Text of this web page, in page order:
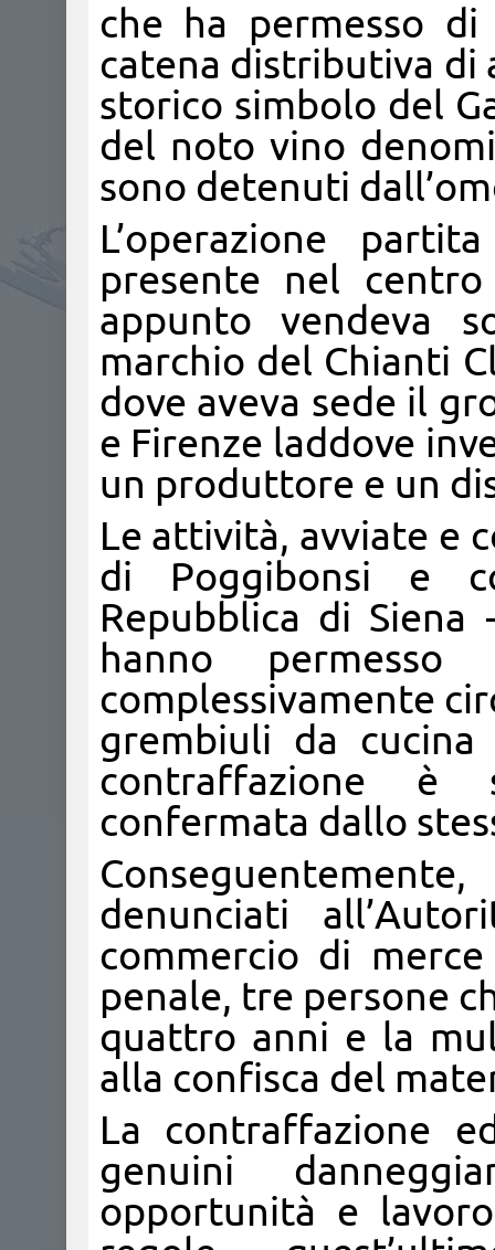
che ha permesso
catena distributiva
storico simbolo del
del noto vino
sono detenuti
L’operazione
presente nel
appunto vendeva
marchio del Chianti
dove aveva sede il
e Firenze laddove
un produttore e un
Le attività, avviate e
di Poggibonsi e
Repubblica di
hanno
complessivamente
grembiuli da
contraffazione è
confermata dallo
denunciati
commercio di
penale, tre persone
quattro anni e la
alla confisca del
La contraffazione
genuini
opportunità e